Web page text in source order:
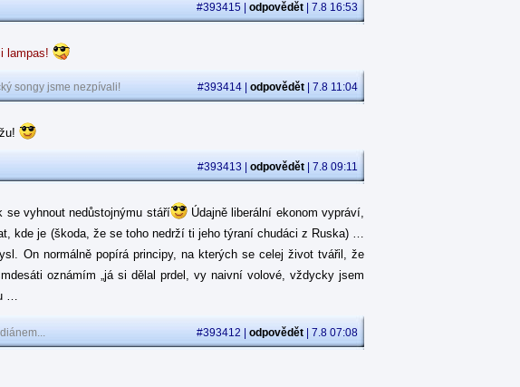
#393415 | odpovědět | 7.8 16:53
lampas!
songy jsme nezpívali! #393414 | odpovědět | 7.8 11:04
#393413 | odpovědět | 7.8 09:11
se vyhnout nedůstojnýmu stáří
Údajně liberální ekonom vypráví,
kde je (škoda, že se toho nedrží ti jeho týraní chudáci z Ruska) …
On normálně popírá principy, na kterých se celej život tvářil, že
oznámím „já si dělal prdel, vy naivní volové, vždycky jsem
…
#393412 | odpovědět | 7.8 07:08